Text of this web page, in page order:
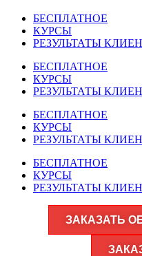
БЕСПЛАТНОЕ
КУРСЫ
РЕЗУЛЬТАТЫ
БЕСПЛАТНОЕ
КУРСЫ
РЕЗУЛЬТАТЫ
БЕСПЛАТНОЕ
КУРСЫ
РЕЗУЛЬТАТЫ
БЕСПЛАТНОЕ
КУРСЫ
РЕЗУЛЬТАТЫ
ЗАКАЗАТЬ